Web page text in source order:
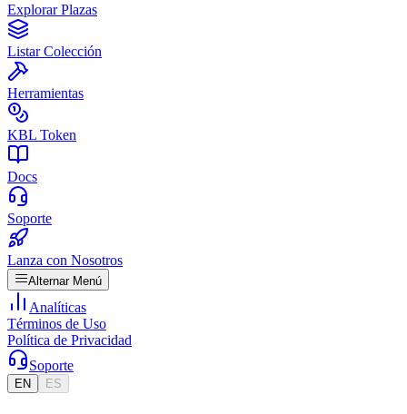
Explorar Plazas
Listar Colección
Herramientas
KBL Token
Docs
Soporte
Lanza con Nosotros
Alternar Menú
Analíticas
Términos de Uso
Política de Privacidad
Soporte
EN ES